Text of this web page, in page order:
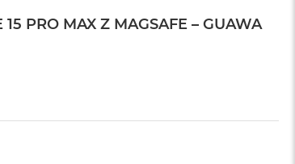
PRO MAX Z MAGSAFE – GUAWA